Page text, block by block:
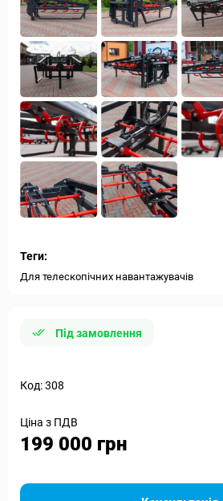
Теги:
Для телескопічних навантажувачів
Під замовлення
Код: 308
Ціна з ПДВ
199 000 грн